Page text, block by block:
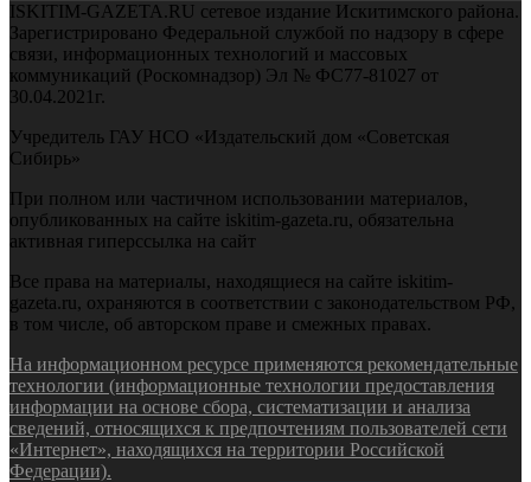
ISKITIM-GAZETA.RU сетевое издание Искитимского района.
Зарегистрировано Федеральной службой по надзору в сфере
связи, информационных технологий и массовых
коммуникаций (Роскомнадзор) Эл № ФС77-81027 от
30.04.2021г.
Учредитель ГАУ НСО «Издательский дом «Советская
Сибирь»
При полном или частичном использовании материалов,
опубликованных на сайте iskitim-gazeta.ru, обязательна
активная гиперссылка на сайт
Все права на материалы, находящиеся на сайте iskitim-
gazeta.ru, охраняются в соответствии с законодательством РФ,
в том числе, об авторском праве и смежных правах.
На информационном ресурсе применяются рекомендательные
технологии (информационные технологии предоставления
информации на основе сбора, систематизации и анализа
сведений, относящихся к предпочтениям пользователей сети
«Интернет», находящихся на территории Российской
Федерации).